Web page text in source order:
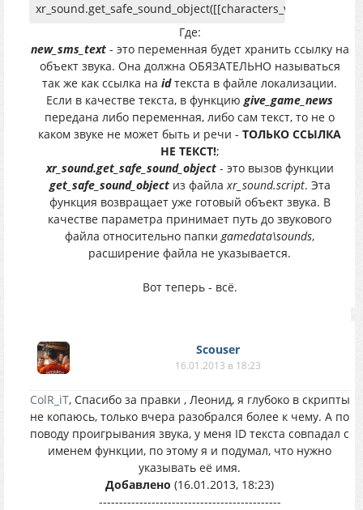
xr_sound.get_safe_sound_object([[characters_voice\sound]]),
Где:
new_sms_text- это переменная будет хранить ссылку на
объект звука. Она должна ОБЯЗАТЕЛЬНО называться
так же как ссылка на idтекста в файле локализации.
Если в качестве текста, в функцию give_game_news
передана либо переменная, либо сам текст, то не о
каком звуке не может быть и речи - ТОЛЬКО ССЫЛКА
НЕ ТЕКСТ!;
xr_sound.get_safe_sound_object- это вызов функции
get_safe_sound_objectиз файлаxr_sound.script. Эта
функция возвращает уже готовый объект звука. В
качестве параметра принимает путь до звукового
файла относительно папкиgamedata\sounds,
расширение файла не указывается.
Вот теперь - всё.
Scouser
16.01.2013 в 18:23
ColR_iT, Спасибо за правки , Леонид, я глубоко в скрипты
не копаюсь, только вчера разобрался более к чему. А по
поводу проигрывания звука, у меня ID текста совпадал с
именем функции, по этому я и подумал, что нужно
указывать её имя.
Добавлено (16.01.2013, 18:23)
---------------------------------------------